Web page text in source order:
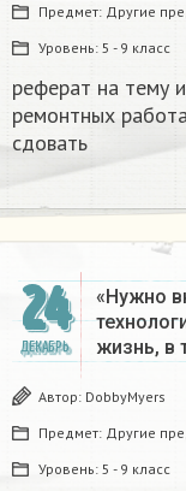
Предмет: Другие
Уровень: 5 - 9 класс
реферат на тему
ремонтных
сдовать​
24
ДЕКАБРЬ
«Нужно
жизнь, в
Автор: DobbyMyers
Предмет: Другие
Уровень: 5 - 9 класс